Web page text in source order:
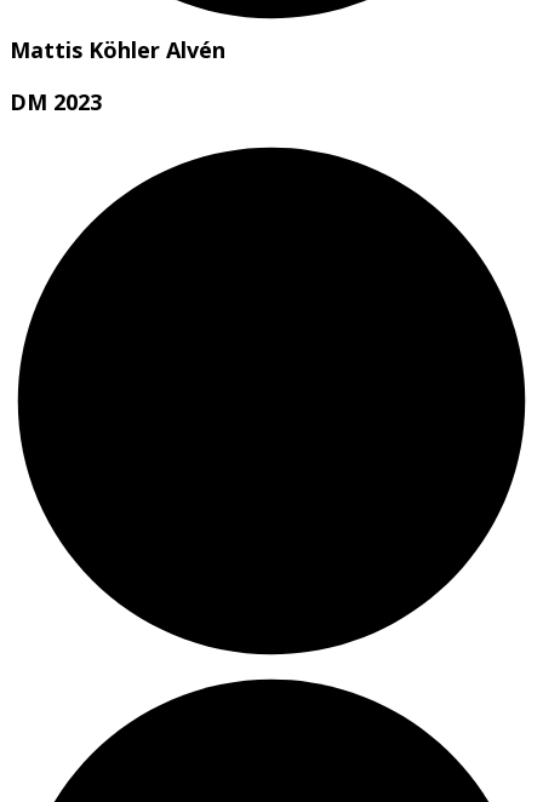
Mattis Köhler Alvén
DM 2023